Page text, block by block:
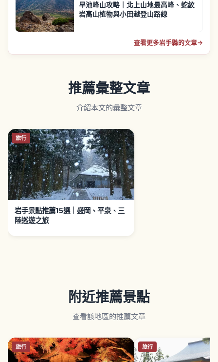
早池峰山攻略｜北上山地最高峰、蛇紋
岩高山植物與小田越登山路線
查看更多岩手縣的文章→
推薦彙整文章
介紹本文的彙整文章
旅行
岩手景點推薦15選｜盛岡、平泉、三
陸巡遊之旅
附近推薦景點
查看該地區的推薦文章
旅行 旅行